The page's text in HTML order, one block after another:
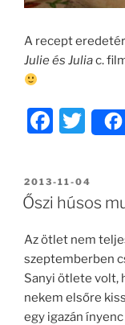
A recept
Julie és Juliac.
F
c
e
o
o
k
T
w
itt
er
BEKÜLDVE:
2013-11-04
Őszi húsos
Az ötlet nem
szeptemberben
Sanyi ötlete volt,
nekem elsőre
egy igazán